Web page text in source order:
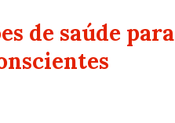
de saúde para